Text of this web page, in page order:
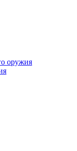
оружия